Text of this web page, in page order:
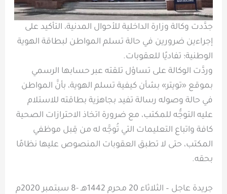
جدَّدت وكالة وزارة الداخلية للأحوال المدنية، التأكيد على
إجراءين ضرورين في حالة تسلم المواطن لبطاقة الهوية
الوطنية؛ تفاديًا للعقوبات.
وردَّت الوكالة على تساؤل تلقته عبر حسابها الرسمي
بموقع «تويتر» بشأن كيفية تسلم الهوية، بأنَّ المواطن
في حالة وصوله رسالة تفيد بجاهزية بطاقته للاستلام
عليه التوجُّه للمكتب، مع ضرورة اتخاذ الاحترازات الصحية
كافة واتباع التعليمات التي تُوجَّه له من قِبل موظفي
المكتب، حتى لا تطبق العقوبات المنصوص عليها نظامًا
بحقه.
جريدة عاجل – الثلاثاء 20 محرم 1442هـ -8 سبتمبر 2020م